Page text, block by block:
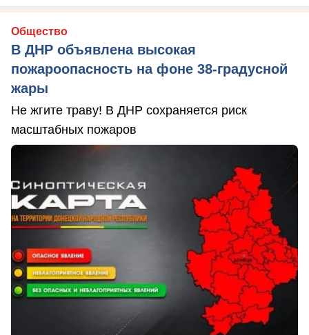
Общество
В ДНР объявлена высокая
пожароопасность на фоне 38-градусной
жары
Не жгите траву! В ДНР сохраняется риск
масштабных пожаров